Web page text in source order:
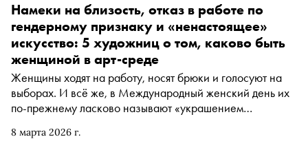
8 марта 2026 г.
Намеки на близость, отказ в работе по
гендерному признаку и «ненастоящее»
искусство: 5 художниц о том, каково быть
женщиной в арт-среде
Женщины ходят на работу, носят брюки и голосуют на
выборах. И всё же, в Международный женский день их
по-прежнему ласково называют «украшением
«весны и красоты». Новая этика, как правило,